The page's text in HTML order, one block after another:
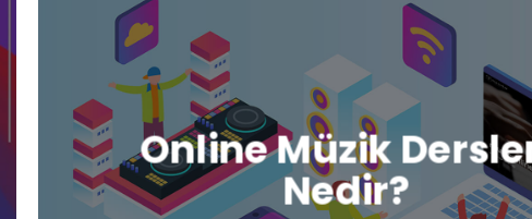
Online Müzik
Nedir?